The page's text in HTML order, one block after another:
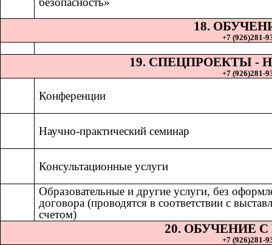
18.
+7 (926)281-
19. СПЕЦПРОЕКТЫ
+7 (926)281-
Конференции
Научно-практический семинар
Консультационные услуги
Образовательные и другие услуги, без
договора (проводятся в соответствии с
счетом)
20. ОБУЧЕНИЕ
+7 (926)281-